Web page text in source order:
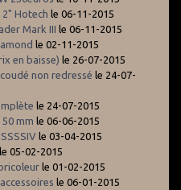
2" Hotech le 06-11-2015
Mark III le 06-11-2015
le 02-11-2015
en baisse) le 26-07-2015
non redressé le 24-07-
le 24-07-2015
mm le 06-06-2015
le 03-04-2015
le 05-02-2015
le 01-02-2015
le 06-01-2015